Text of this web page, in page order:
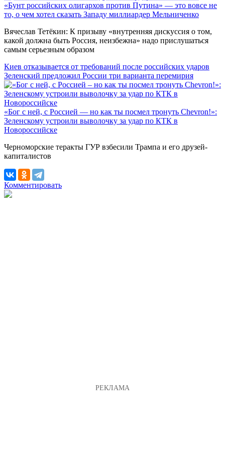
«Бунт российских олигархов против Путина» — это вовсе не
то, о чем хотел сказать Западу миллиардер Мельниченко
Вячеслав Тетёкин: К призыву «внутренняя дискуссия о том,
какой должна быть Россия, неизбежна» надо прислушаться
самым серьезным образом
Киев отказывается от требований после российских ударов
Зеленский предложил России три варианта перемирия
«Бог с ней, с Россией — но как ты посмел тронуть Chevron!»:
Зеленскому устроили выволочку за удар по КТК в
Новороссийске
Черноморские теракты ГУР взбесили Трампа и его друзей-
капиталистов
Комментировать